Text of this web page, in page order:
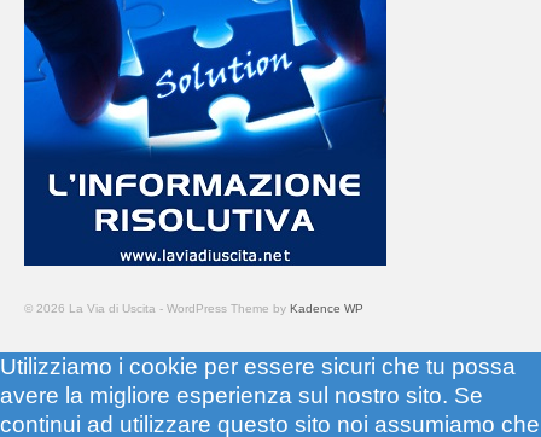
© 2026 La Via di Uscita - WordPress Theme by Kadence WP
Utilizziamo i cookie per essere sicuri che tu possa
avere la migliore esperienza sul nostro sito. Se
continui ad utilizzare questo sito noi assumiamo che